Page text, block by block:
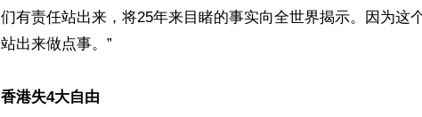
们有责任站出来，将25年来目睹的事实向全世界揭示。因为这
站出来做点事。”
香港失4大自由